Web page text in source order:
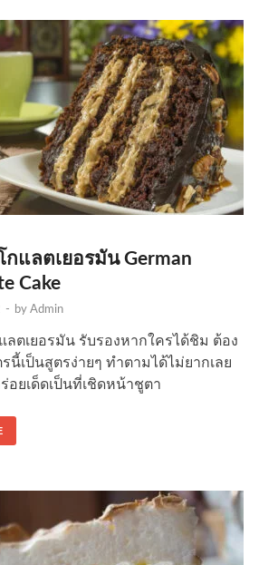
กแลตเยอรมัน German
Cake
- by Admin
ลตเยอรมัน รับรองหากใครได้ชิม ต้อง
นี้เป็นสูตรง่ายๆ ทำตามได้ไม่ยากเลย
อยเด็ดเป็นที่เชิดหน้าชูตา